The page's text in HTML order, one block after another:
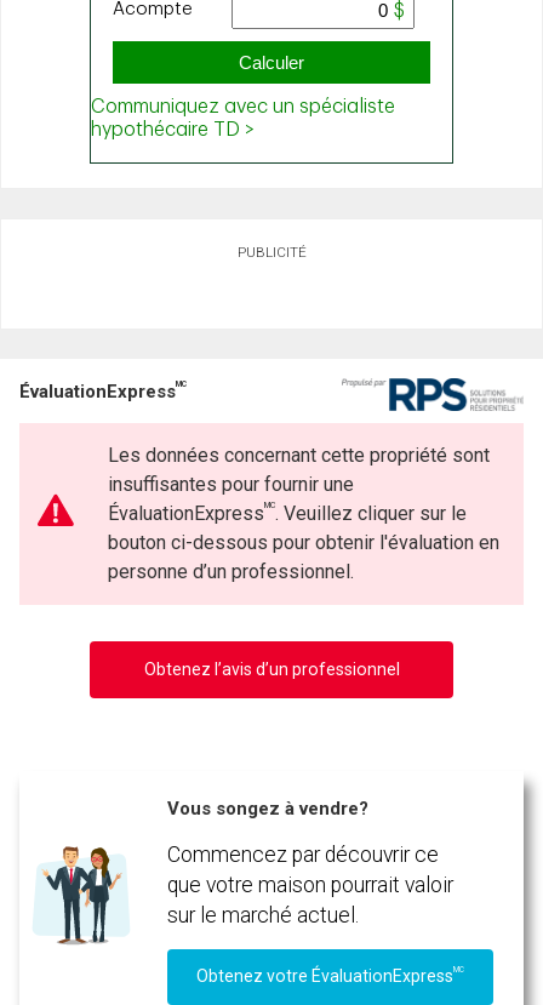
PUBLICITÉ
ÉvaluationExpressMC
Les données concernant cette propriété sont
insuffisantes pour fournir une
ÉvaluationExpressMC. Veuillez cliquer sur le
bouton ci-dessous pour obtenir l'évaluation en
personne d’un professionnel.
Obtenez l’avis d’un professionnel
Vous songez à vendre?
Commencez par découvrir ce
que votre maison pourrait valoir
sur le marché actuel.
Obtenez votre ÉvaluationExpressMC